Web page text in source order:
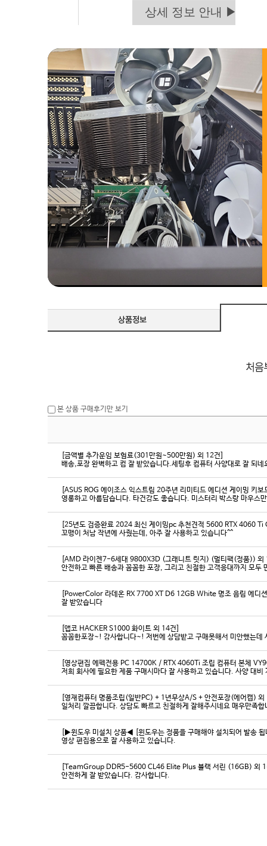
상세 정보 안내 ▶
본 상품 구매후기만 보기
[금액별 추가운임 보험료(301만원~500만원) 외 12건]
배송,포장 완벽하고 컴 잘 받았습니다.세팅후 컴퓨터 사양대로 잘 되
[ASUS ROG 에이조스 익스트림 20주년 리미티드 에디션 게이밍 키
영롱하고 아름답습니다. 타건감도 좋습니다. 미스터리 박스랑 마우스
[25년도 검증완료 2024 최신 게이밍pc 추천견적 5600 RTX 4060
꼬맹이 처남 작년에 사줬는데, 아주 잘 사용하고 있습니다^^
[AMD 라이젠7-6세대 9800X3D (그래니트 릿지) (멀티팩(정품)) 외
[PowerColor 라데온 RX 7700 XT D6 12GB White 명조 음림 에디
잘 받았습니다
[앱코 HACKER S1000 화이트 외 14건]
꼼꼼한포장~! 감사합니다~! 저번에 상담받고 구매못해서 미안했는
[영상편집 에펙전용 PC 14700K / RTX 4060Ti 조립 컴퓨터 본체
[영재컴퓨터 명품조립(일반PC) + 1년무상A/S + 안전포장(에어캡)
일처리 깔끔합니다. 상담도 빠르고 친절하게 잘해주시네요 매우만족
[▶윈도우 미설치 상품◀ [윈도우는 정품을 구매해야 설치되어 발송
영상 편집용으로 잘 사용하고 있습니다.
[TeamGroup DDR5-5600 CL46 Elite Plus 블랙 서린 (16GB) 외
안전하게 잘 받았습니다. 감사합니다.